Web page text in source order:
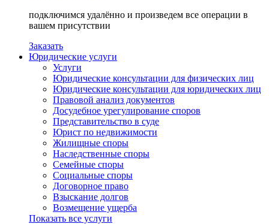
подключимся удалённо и произведем все операции в
вашем присутствии
Заказать
Юридические услуги
Услуги
Юридические консультации для физических лиц
Юридические консультации для юридических лиц
Правовой анализ документов
Досудебное урегулирование споров
Представительство в суде
Юрист по недвижимости
Жилищные споры
Наследственные споры
Семейные споры
Социальные споры
Договорное право
Взыскание долгов
Возмещение ущерба
Показать все услуги